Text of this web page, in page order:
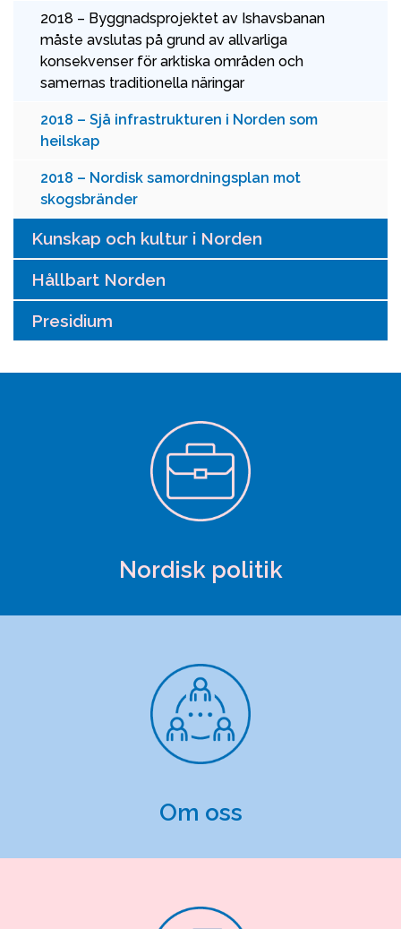
2018 – Byggnadsprojektet av Ishavsbanan
måste avslutas på grund av allvarliga
konsekvenser för arktiska områden och
samernas traditionella näringar
2018 – Sjå infrastrukturen i Norden som
heilskap
2018 – Nordisk samordningsplan mot
skogsbränder
Kunskap och kultur i Norden
Hållbart Norden
Presidium
Nordisk politik
Om oss